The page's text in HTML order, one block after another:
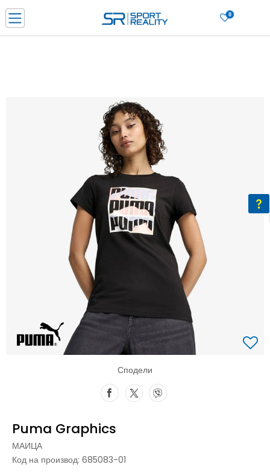
0
& COLLECT Платете со картичка online и подигнете во продавницата по ваш
ДОЗНАЈ ПОВЕЌЕ
Ценовник
ДОЗНАЈ ПОВЕЌЕ
Сподели
Puma Graphics
МАИЦА
Код на производ: 685083-01